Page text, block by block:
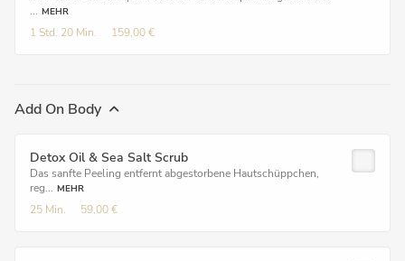
... MEHR
1 Std. 20 Min. 159,00 €
Add On Body
Detox Oil & Sea Salt Scrub
Das sanfte Peeling entfernt abgestorbene Hautschüppchen,
reg... MEHR
25 Min. 59,00 €